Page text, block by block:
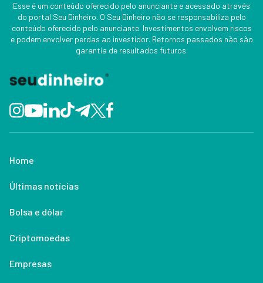
Esse é um conteúdo oferecido pelo anunciante e acessado através
do portal Seu Dinheiro. O Seu Dinheiro não se responsabiliza pelo
conteúdo oferecido pelo anunciante. Investimentos envolvem riscos
e podem envolver perdas ao investidor. Retornos passados não são
garantia de resultados futuros.
Home
Últimas notícias
Bolsa e dólar
Criptomoedas
Empresas